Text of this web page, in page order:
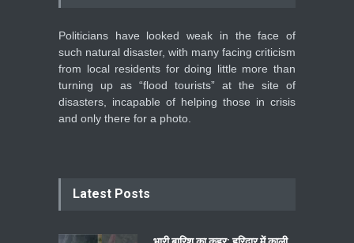
Politicians have looked weak in the face of
such natural disaster, with many facing criticism
from local residents for doing little more than
turning up as “flood tourists” at the site of
disasters, incapable of helping those in crisis
and only there for a photo.
Latest Posts